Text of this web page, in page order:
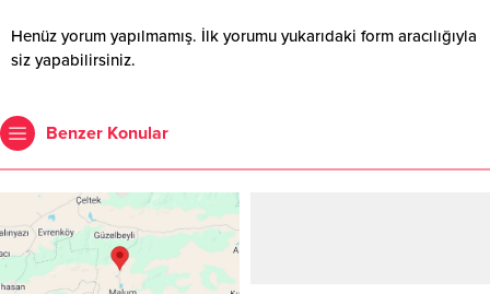
Henüz yorum yapılmamış. İlk yorumu yukarıdaki form aracılığıyla
siz yapabilirsiniz.
Benzer Konular